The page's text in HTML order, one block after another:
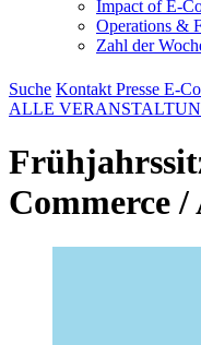
Impact of E-
Operations &
Zahl der
Suche Kontakt Presse E-
ALLE
Commerce